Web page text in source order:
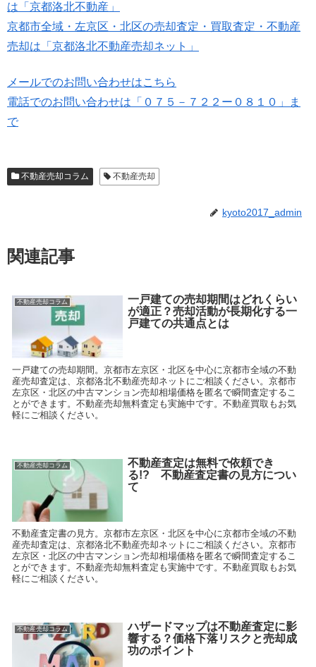
は「京都洛北不動産」
京都市全域・左京区・北区の売却査定・買取査定・不動産
売却は「京都洛北不動産売却ネット」
メールでのお問い合わせはこちら
電話でのお問い合わせは「０７５－７２２ー０８１０」ま
で
不動産売却コラム 不動産売却
kyoto2017_admin
関連記事
不動産売却コラム
一戸建ての売却期間はどれくらい
が適正？売却活動が長期化する一
戸建ての共通点とは
一戸建ての売却期間。京都市左京区・北区を中心に京都市全域の不動
産売却査定は、京都洛北不動産売却ネットにご相談ください。京都市
左京区・北区の中古マンション売却相場価格を匿名で瞬間査定するこ
とができます。不動産売却無料査定も実施中です。不動産買取もお気
軽にご相談ください。
不動産売却コラム
不動産査定は無料で依頼でき
る!? 不動産査定書の見方につい
て
不動産査定書の見方。京都市左京区・北区を中心に京都市全域の不動
産売却査定は、京都洛北不動産売却ネットにご相談ください。京都市
左京区・北区の中古マンション売却相場価格を匿名で瞬間査定するこ
とができます。不動産売却無料査定も実施中です。不動産買取もお気
軽にご相談ください。
不動産売却コラム
ハザードマップは不動産査定に影
響する？価格下落リスクと売却成
功のポイント